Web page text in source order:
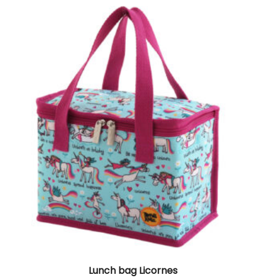
Lunch bag Licornes